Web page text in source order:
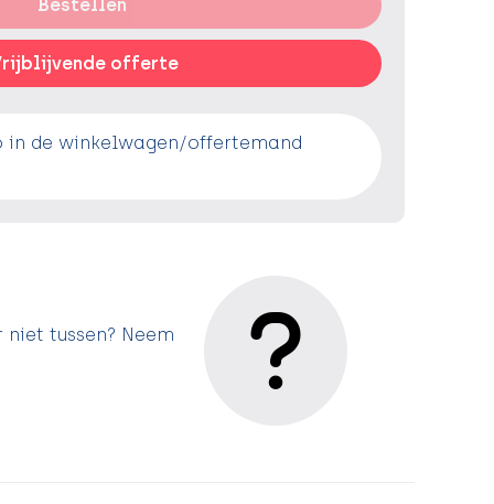
Bestellen
offerte
in de winkelwagen/offertemand
tussen? Neem